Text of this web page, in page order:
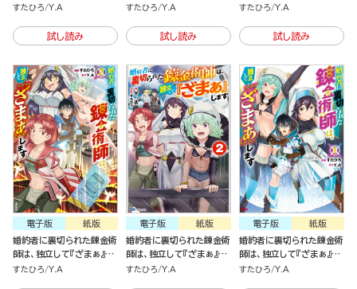
ます（5）
すたひろ Y.A
試し読み
ます（4）
すたひろ Y.A
試し読み
ます（3）
すたひろ Y.A
試し読み
紙版
電子版
婚約者に裏切られた錬金術
師は、独立して『ざまぁ』し
ます（2）
すたひろ Y.A
紙版
電子版
婚約者に裏切られた錬金術
師は、独立して『ざまぁ』し
ます （2）
すたひろ Y.A
紙版
電子版
婚約者に裏切られた錬金術
師は、独立して『ざまぁ』し
ます（1）
すたひろ Y.A